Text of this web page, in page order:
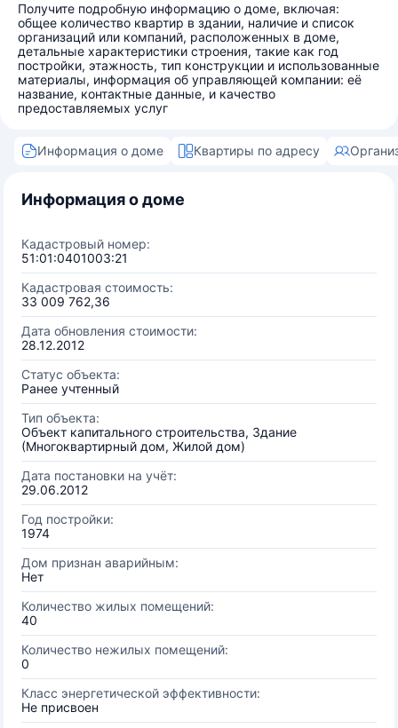
Получите подробную информацию о доме, включая:
общее количество квартир в здании, наличие и список
организаций или компаний, расположенных в доме,
детальные характеристики строения, такие как год
постройки, этажность, тип конструкции и использованные
материалы, информация об управляющей компании: её
название, контактные данные, и качество
предоставляемых услуг
Информация о доме Квартиры по адресу
Информация о доме
Кадастровый номер:
51:01:0401003:21
Кадастровая стоимость:
33 009 762,36
Дата обновления стоимости:
28.12.2012
Статус объекта:
Ранее учтенный
Тип объекта:
Объект капитального строительства, Здание
(Многоквартирный дом, Жилой дом)
Дата постановки на учёт:
29.06.2012
Год постройки:
1974
Дом признан аварийным:
Нет
Количество жилых помещений:
40
Количество нежилых помещений:
0
Класс энергетической эффективности:
Не присвоен